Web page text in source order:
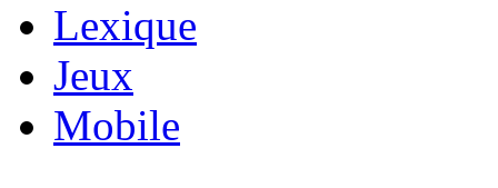
Lexique
Jeux
Mobile